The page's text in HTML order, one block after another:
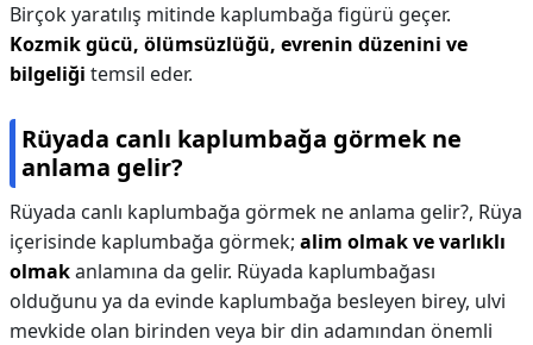
Birçok yaratılış mitinde kaplumbağa figürü geçer.
Kozmik gücü, ölümsüzlüğü, evrenin düzenini ve
bilgeliği temsil eder.
Rüyada canlı kaplumbağa görmek ne
anlama gelir?
Rüyada canlı kaplumbağa görmek ne anlama gelir?, Rüya
içerisinde kaplumbağa görmek; alim olmak ve varlıklı
olmakanlamına da gelir. Rüyada kaplumbağası
olduğunu ya da evinde kaplumbağa besleyen birey, ulvi
mevkide olan birinden veya bir din adamından önemli